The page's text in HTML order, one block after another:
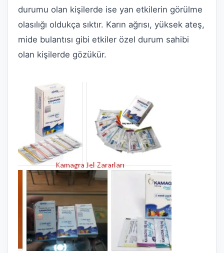
durumu olan kişilerde ise yan etkilerin görülme
olasılığı oldukça sıktır. Karın ağrısı, yüksek ateş,
mide bulantısı gibi etkiler özel durum sahibi
olan kişilerde gözükür.